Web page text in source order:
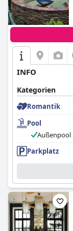
INFO
Kategorien
Romantik
Pool
Außenpool
Parkplatz